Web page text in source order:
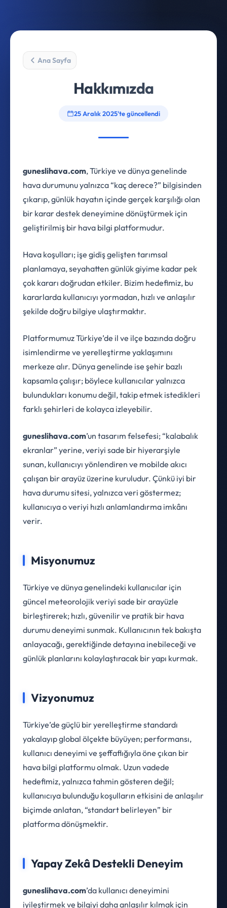
Ana Sayfa
Hakkımızda
25 Aralık 2025'te güncellendi
guneslihava.com, Türkiye ve dünya genelinde
hava durumunu yalnızca “kaç derece?” bilgisinden
çıkarıp, günlük hayatın içinde gerçek karşılığı olan
bir karar destek deneyimine dönüştürmek için
geliştirilmiş bir hava bilgi platformudur.
Hava koşulları; işe gidiş gelişten tarımsal
planlamaya, seyahatten günlük giyime kadar pek
çok kararı doğrudan etkiler. Bizim hedefimiz, bu
kararlarda kullanıcıyı yormadan, hızlı ve anlaşılır
şekilde doğru bilgiye ulaştırmaktır.
Platformumuz Türkiye’de il ve ilçe bazında doğru
isimlendirme ve yerelleştirme yaklaşımını
merkeze alır. Dünya genelinde ise şehir bazlı
kapsamla çalışır; böylece kullanıcılar yalnızca
bulundukları konumu değil, takip etmek istedikleri
farklı şehirleri de kolayca izleyebilir.
guneslihava.com’un tasarım felsefesi; “kalabalık
ekranlar” yerine, veriyi sade bir hiyerarşiyle
sunan, kullanıcıyı yönlendiren ve mobilde akıcı
çalışan bir arayüz üzerine kuruludur. Çünkü iyi bir
hava durumu sitesi, yalnızca veri göstermez;
kullanıcıya o veriyi hızlı anlamlandırma imkânı
verir.
Misyonumuz
Türkiye ve dünya genelindeki kullanıcılar için
güncel meteorolojik veriyi sade bir arayüzle
birleştirerek; hızlı, güvenilir ve pratik bir hava
durumu deneyimi sunmak. Kullanıcının tek bakışta
anlayacağı, gerektiğinde detayına inebileceği ve
günlük planlarını kolaylaştıracak bir yapı kurmak.
Vizyonumuz
Türkiye’de güçlü bir yerelleştirme standardı
yakalayıp global ölçekte büyüyen; performansı,
kullanıcı deneyimi ve şeffaflığıyla öne çıkan bir
hava bilgi platformu olmak. Uzun vadede
hedefimiz, yalnızca tahmin gösteren değil;
kullanıcıya bulunduğu koşulların etkisini de anlaşılır
biçimde anlatan, “standart belirleyen” bir
platforma dönüşmektir.
Yapay Zekâ Destekli Deneyim
guneslihava.com’da kullanıcı deneyimini
iyileştirmek ve bilgiyi daha anlaşılır kılmak için